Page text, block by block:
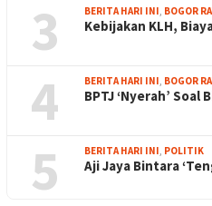
3 BERITA HARI INI, BOGOR
Kebijakan KLH,
4 BERITA HARI INI, BOGOR
BPTJ ‘Nyerah’ Soal
5 BERITA HARI INI, POLITIK
Aji Jaya Bintara